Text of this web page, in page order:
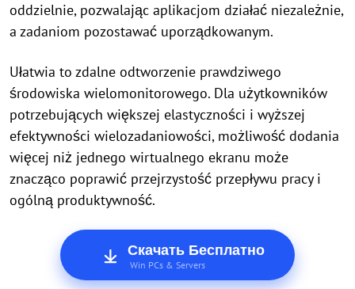
oddzielnie, pozwalając aplikacjom działać niezależnie,
a zadaniom pozostawać uporządkowanym.
Ułatwia to zdalne odtworzenie prawdziwego
środowiska wielomonitorowego. Dla użytkowników
potrzebujących większej elastyczności i wyższej
efektywności wielozadaniowości, możliwość dodania
więcej niż jednego wirtualnego ekranu może
znacząco poprawić przejrzystość przepływu pracy i
ogólną produktywność.
Скачать Бесплатно
Win PCs & Servers